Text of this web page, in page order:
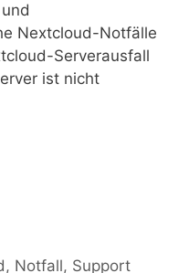
Nextcloud-Notfälle
Serverausfall
ist nicht
, Notfall, Support